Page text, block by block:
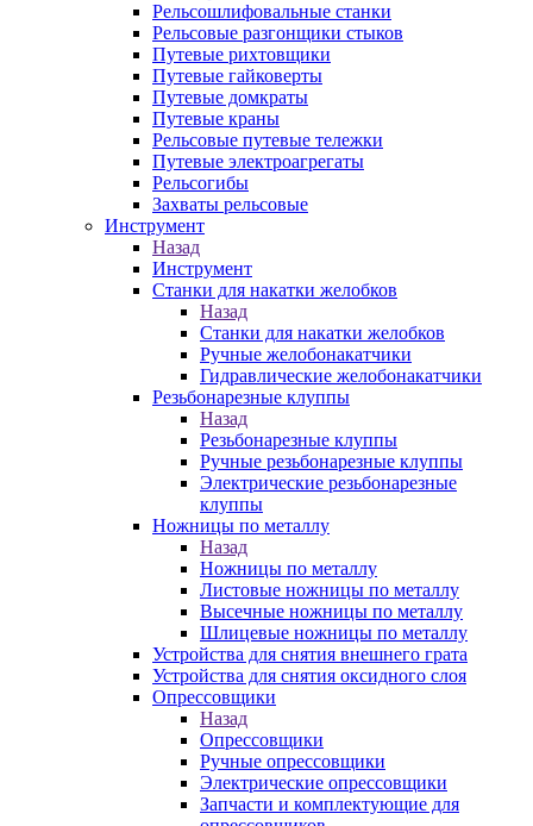
Рельсошлифовальные станки
Рельсовые разгонщики стыков
Путевые рихтовщики
Путевые гайковерты
Путевые домкраты
Путевые краны
Рельсовые путевые тележки
Путевые электроагрегаты
Рельсогибы
Захваты рельсовые
Инструмент
Назад
Инструмент
Станки для накатки желобков
Назад
Станки для накатки желобков
Ручные желобонакатчики
Гидравлические желобонакатчики
Резьбонарезные клуппы
Назад
Резьбонарезные клуппы
Ручные резьбонарезные клуппы
Электрические резьбонарезные
клуппы
Ножницы по металлу
Назад
Ножницы по металлу
Листовые ножницы по металлу
Высечные ножницы по металлу
Шлицевые ножницы по металлу
Устройства для снятия внешнего грата
Устройства для снятия оксидного слоя
Опрессовщики
Назад
Опрессовщики
Ручные опрессовщики
Электрические опрессовщики
Запчасти и комплектующие для